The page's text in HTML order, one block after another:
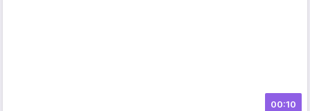
00:10